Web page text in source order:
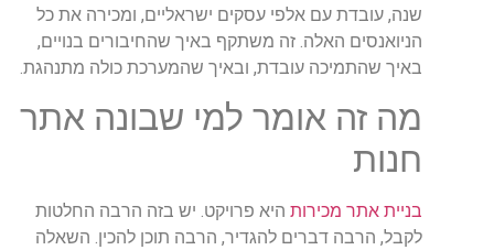
שנה, עובדת עם אלפי עסקים ישראליים, ומכירה את כל
הניואנסים האלה. זה משתקף באיך שהחיבורים בנויים,
באיך שהתמיכה עובדת, ובאיך שהמערכת כולה מתנהגת.
מה זה אומר למי שבונה אתר
חנות
בניית אתר מכירות היא פרויקט. יש בזה הרבה החלטות
לקבל, הרבה דברים להגדיר, הרבה תוכן להכין. השאלה